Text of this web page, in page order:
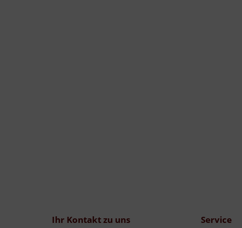
Ihr Kontakt zu uns Service